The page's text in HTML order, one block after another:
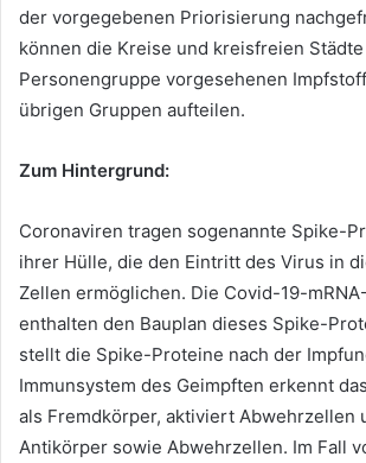
der vorgegebenen Priorisierung
können die Kreise und kreisfreien
Personengruppe vorgesehenen
übrigen Gruppen aufteilen.
Zum Hintergrund:
Coronaviren tragen sogenannte Spike-
ihrer Hülle, die den Eintritt des Virus in
Zellen ermöglichen. Die Covid-19-
enthalten den Bauplan dieses Spike-
stellt die Spike-Proteine nach der
Immunsystem des Geimpften erkennt
als Fremdkörper, aktiviert Abwehrzellen
Antikörper sowie Abwehrzellen. Im Fall